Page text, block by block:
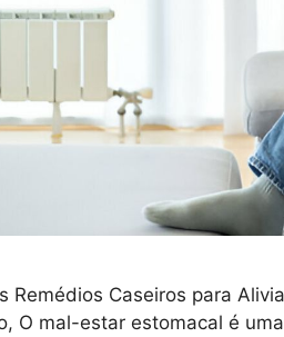
Remédios Caseiros para
O mal-estar estomacal é